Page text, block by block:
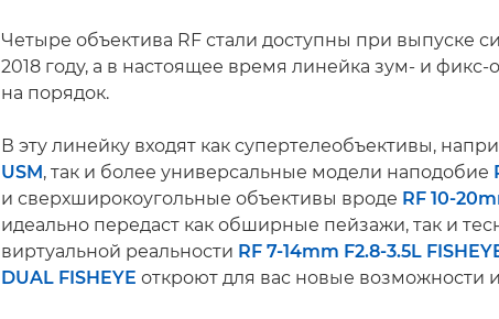
Четыре объектива RF стали доступны при выпуске
2018 году, а в настоящее время линейка зум- и фикс-
на порядок.
В эту линейку входят как супертелеобъективы,
USM , так и более универсальные модели наподобие
и сверхширокоугольные объективы вроде RF 10-
идеально передаст как обширные пейзажи, так и
виртуальной реальности RF 7-14mm F2.8-3.5L
DUAL FISHEYE откроют для вас новые возможности